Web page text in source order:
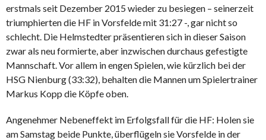
erstmals seit Dezember 2015 wieder zu besiegen – seinerzeit
triumphierten die HF in Vorsfelde mit 31:27 -, gar nicht so
schlecht. Die Helmstedter präsentieren sich in dieser Saison
zwar als neu formierte, aber inzwischen durchaus gefestigte
Mannschaft. Vor allem in engen Spielen, wie kürzlich bei der
HSG Nienburg (33:32), behalten die Mannen um Spielertrainer
Markus Kopp die Köpfe oben.
Angenehmer Nebeneffekt im Erfolgsfall für die HF: Holen sie
am Samstag beide Punkte, überflügeln sie Vorsfelde in der